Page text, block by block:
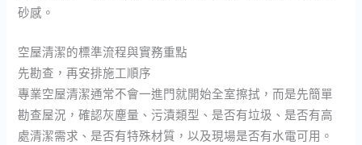
砂感。
空屋清潔的標準流程與實務重點
先勘查，再安排施工順序
專業空屋清潔通常不會一進門就開始全室擦拭，而是先簡單
勘查屋況，確認灰塵量、污漬類型、是否有垃圾、是否有高
處清潔需求、是否有特殊材質，以及現場是否有水電可用。